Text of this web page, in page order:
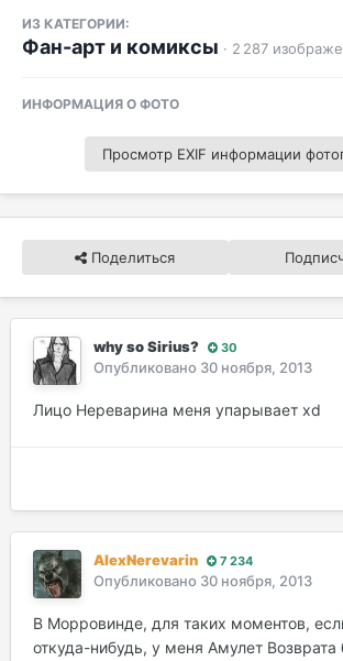
ИЗ КАТЕГОРИИ:
Фан-арт и комиксы · 2 287
ИНФОРМАЦИЯ О ФОТО
Просмотр EXIF информации
Поделиться
why so Sirius? 30
Опубликовано 30 ноября, 2013
Лицо Нереварина меня упарывает хd
AlexNerevarin 7 234
Опубликовано 30 ноября, 2013
В Морровинде, для таких моментов,
откуда-нибудь, у меня Амулет